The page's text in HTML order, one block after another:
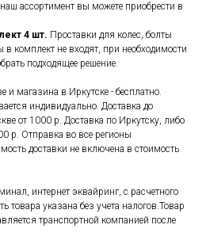
ассортимент вы можете приобрести в
4 шт. Проставки для колес, болты
в комплект не входят, при необходимости
подходящее решение.
магазина в Иркутске - бесплатно.
индивидуально. Доставка до
от 1000 р. Доставка по Иркутску, либо
р. Отправка во все регионы
доставки не включена в стоимость
интернет эквайринг, с расчетного
товара указана без учета налогов.Товар
транспортной компанией после